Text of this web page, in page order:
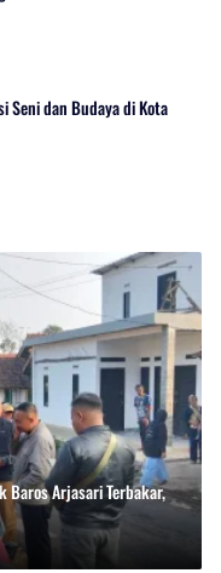
Seni dan Budaya di Kota
Baros Arjasari Terbakar,